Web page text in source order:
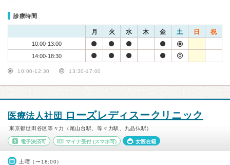
診療時間
月 火 水 木 金 土 日 祝
10:00-13:00
14:00-18:30
10:00-12:30 13:30-17:00
医療法人社団 ローズレディスークリニック
東京都世田谷区等々力（尾山台駅、等々力駅、九品仏駅）
電子決済可 マイナ受付(スマホ可) 女医在籍
土曜（〜18:00）